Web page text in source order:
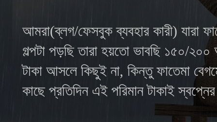
আমরা(ব্লগ/ফেসবুক ব্যবহার কারী) যারা
গল্পটা পড়ছি তারা হয়তো ভাবছি ১৫০/
টাকা আসলে কিছুই না, কিন্তুফাতেমা
কাছে প্রতিদিন এই পরিমান টাকাই